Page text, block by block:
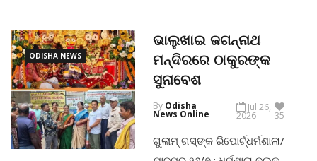
।ସୁଚନା ମୁତାବକ ଯାଜପୁର ଜିଲ୍ଲା
ଧର୍ମଶାଳା ଥାନା ଚଣ୍ଡିଖୋଲ ନିକଟସ୍ଥ
ଗାନ୍ଧୀ ଛକ ଠାରେ ସରକାରଙ୍କ
ଅନୁମତି ପାଇ ଏକ ସ୍ୱୀକୃତି ପ୍ରାପ୍ତ
ବେଳେ ଏହାକୁ ସ୍ଥାନୀୟ ଲୋକେ ବିରୋଧ
ODISHA NEWS
ଭାଲୁଖାଇ ଜଗନ୍ନାଥ
ମନ୍ଦିରରେ ଠାକୁରଙ୍କ
ସୁନାବେଶ
By Odisha
News Online
Jul 26,
2026 35
ଗୁଲାମ୍ ଗସ୍‌ଙ୍କ ରିପୋର୍ଟ୍ଧର୍ମଶାଳା/